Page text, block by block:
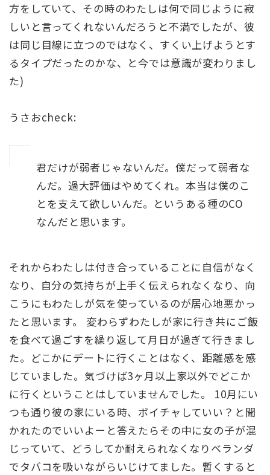
方をしていて、その時のわたしは何で同じように寂
しいと言ってくれないんだろうと不満でしたが、彼
は同じ目線に立つのではなく、すくい上げようとす
るタイプだったのかな、と今では意識が変わりまし
た)
うさおcheck:
君だけが弱者じゃないんだ。僕だって弱者な
んだ。過大評価はやめてくれ。本当は僕のこ
とを支えて欲しいんだ。というある種のCO
なんだと思います。
それからわたしは付き合っていることに自信がなく
なり、自分の気持ちが上手く伝えられなくなり、向
こうにもわたしが気を使っているのが居心地悪かっ
たと思います。 変わらずわたしが家に行き共にご飯
を食べて過ごすを繰り返して月日が過ぎて行きまし
た。どこかにデートに行くことはなく、距離感を感
じていました。気づけば3ヶ月以上家以外でどこか
に行くということはしていませんでした。 10月にい
つも通り彼の家にいる時、ボイチャしていい？と聞
かれたのでいいよーと答えたらその中に女の子が混
じっていて、どうしてか耐えられなくなりベランダ
でタバコを吸いながらいじけてました。暫くすると